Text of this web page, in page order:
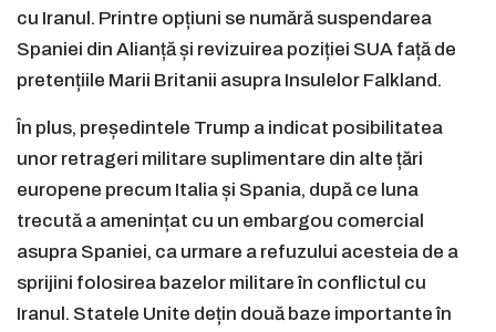
cu Iranul. Printre opțiuni se numără suspendarea
Spaniei din Alianță și revizuirea poziției SUA față de
pretențiile Marii Britanii asupra Insulelor Falkland.
În plus, președintele Trump a indicat posibilitatea
unor retrageri militare suplimentare din alte țări
europene precum Italia și Spania, după ce luna
trecută a amenințat cu un embargou comercial
asupra Spaniei, ca urmare a refuzului acesteia de a
sprijini folosirea bazelor militare în conflictul cu
Iranul. Statele Unite dețin două baze importante în